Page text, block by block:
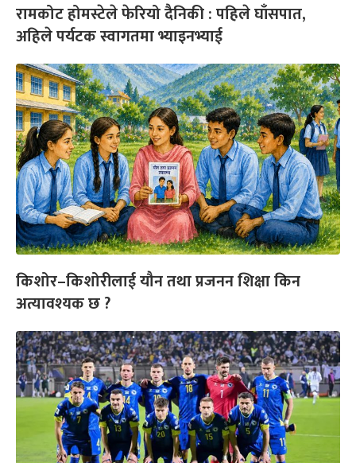
रामकोट होमस्टेले फेरियो दैनिकी : पहिले घाँसपात,
अहिले पर्यटक स्वागतमा भ्याइनभ्याई
किशोर–किशोरीलाई यौन तथा प्रजनन शिक्षा किन
अत्यावश्यक छ ?